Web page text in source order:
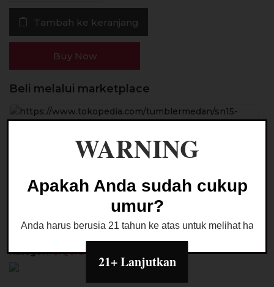
Juicenation
Creamy
Friendly
Tambah ke keranjang
Buy Now
Beli melalui marketplace
Ask a Question
Kategori:LIQUID SALTNIC
WARNING
Apakah Anda sudah cukup
umur?
Anda harus berusia 21 tahun ke atas untuk melihat
21+ Lanjutkan